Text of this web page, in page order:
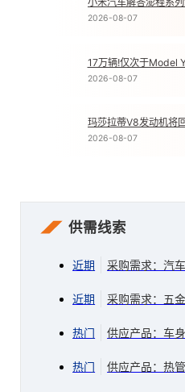
2026-08-07
17万辆!仅次于Model
2026-08-07
2026-08-07
供需线索
近期 采购需求：汽
近期 采购需求：五
热门 供应产品：车
热门 供应产品：热